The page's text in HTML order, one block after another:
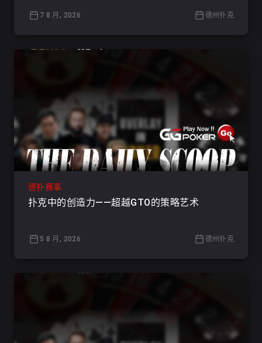
7 8 月, 2026 德州扑克
德扑赛事
扑克中的创造力——超越GTO的策略艺术
5 8 月, 2026 德州扑克